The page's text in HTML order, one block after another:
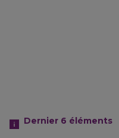
Dernier 6 éléments